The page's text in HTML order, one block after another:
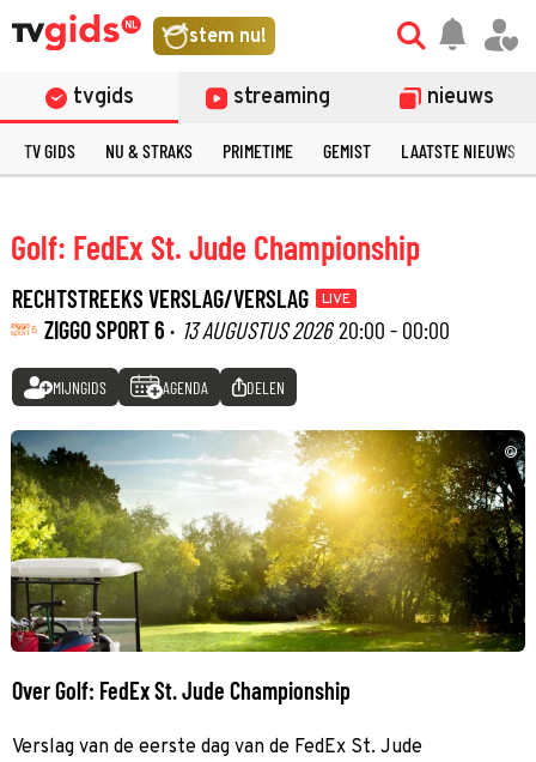
stem nu!
tvgids streaming nieuws
TV GIDS NU & STRAKS PRIMETIME GEMIST LAATSTE NIEUWS
Golf: FedEx St. Jude Championship
RECHTSTREEKS VERSLAG/VERSLAG LIVE
ZIGGO SPORT 6 · 13 AUGUSTUS 2026 20:00 - 00:00
MIJNGIDS AGENDA DELEN
©
Over Golf: FedEx St. Jude Championship
Verslag van de eerste dag van de FedEx St. Jude